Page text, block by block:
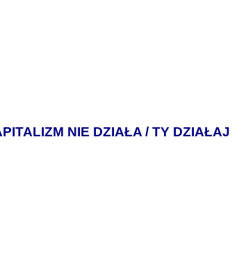
NIE DZIAŁA / TY DZIAŁAJ